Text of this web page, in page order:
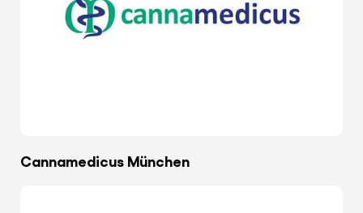
Cannamedicus München